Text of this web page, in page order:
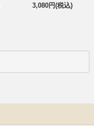
3,080円(税込)